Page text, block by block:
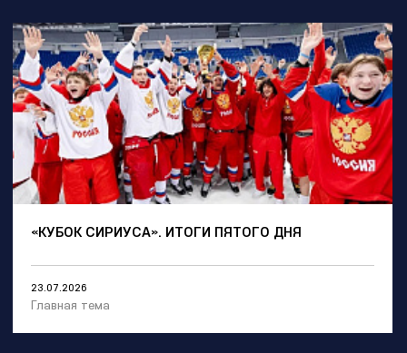
«КУБОК СИРИУСА». ИТОГИ ПЯТОГО ДНЯ
23.07.2026
Главная тема